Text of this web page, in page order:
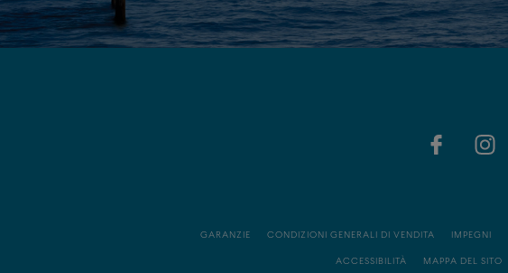
GARANZIE CONDIZIONI GENERALI DI VENDITA IMPEGNI
ACCESSIBILITÀ MAPPA DEL SITO